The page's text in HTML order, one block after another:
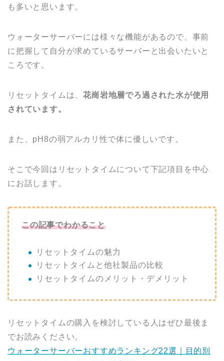
も多いと思います。
ウォーターサーバーには様々な機能があるので、事前
に把握して自分が求めているサーバーと出会いたいと
ころです。
リセットタイムは、花崗岩地層でろ過された水が使用
されています。
また、pH8の弱アルカリ性で体に優しいです。
そこで今回はリセットタイムについて下記項目を中心
にお話します。
この記事でわかること
リセットタイムの魅力
リセットタイムと他社製品の比較
リセットタイムのメリット・デメリット
リセットタイムの購入を検討している人はぜひ最後ま
でお読みください。
ウォーターサーバーおすすめランキング22選｜目的別